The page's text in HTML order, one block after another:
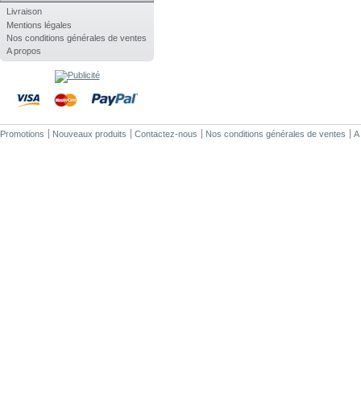
Livraison
Mentions légales
Nos conditions générales de ventes
A propos
Promotions Nouveaux produits Contactez-nous Nos conditions générales de ventes A